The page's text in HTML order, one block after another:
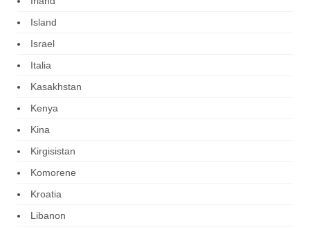
Island
Israel
Italia
Kasakhstan
Kenya
Kina
Kirgisistan
Komorene
Kroatia
Libanon